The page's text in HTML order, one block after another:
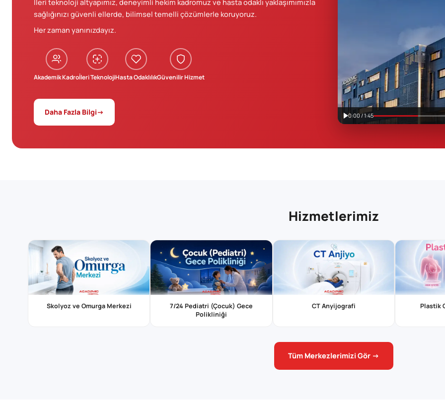
İleri teknoloji altyapımız, deneyimli hekim kadromuz ve hasta odaklı yaklaşımımızla
sağlığınızı güvenli ellerde, bilimsel temelli çözümlerle koruyoruz.
Her zaman yanınızdayız.
Akademik Kadroİleri TeknolojiHasta OdaklılıkGüvenilir Hizmet
Daha Fazla Bilgi→ 0:00 / 1:45
Hizmetlerimiz
Skolyoz ve Omurga Merkezi
7/24 Pediatri (Çocuk) Gece
Polikliniği
CT Anyijografi Plastik
Tüm Merkezlerimizi Gör →